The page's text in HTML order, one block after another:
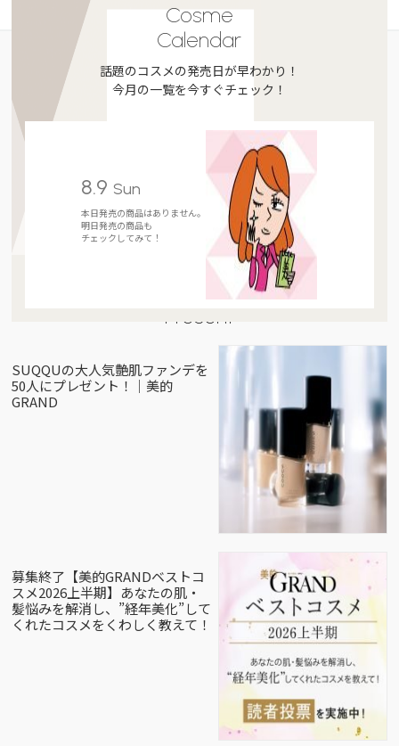
Cosme
Calendar
話題のコスメの発売日が早わかり！
今月の一覧を今すぐチェック！
8.9 Sun
本日発売の商品はありません。
明日発売の商品も
チェックしてみて！
Present
SUQQUの大人気艶肌ファンデを
50人にプレゼント！｜美的
GRAND
募集終了【美的GRANDベストコ
スメ2026上半期】あなたの肌・
髪悩みを解消し、”経年美化”して
くれたコスメをくわしく教えて！